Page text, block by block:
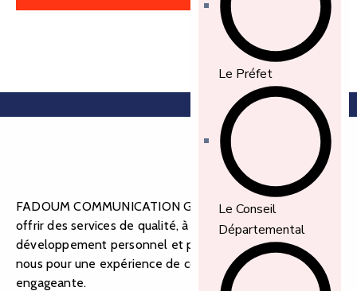
Le Préfet
Le Conseil
Départemental
FADOUM COMMUNICATION GROUP s’engage à vous
offrir des services de qualité, à favoriser le
développement personnel et professionnel. Rejoignez-
nous pour une expérience de communication intégrée et
engageante.